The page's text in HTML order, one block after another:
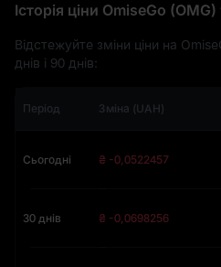
Історія ціни OmiseGo
Відстежуйте зміни ціни на
днів і 90 днів:
Період Зміна (UAH)
Сьогодні ₴ -0,0522457
30 днів ₴ -0,0698256